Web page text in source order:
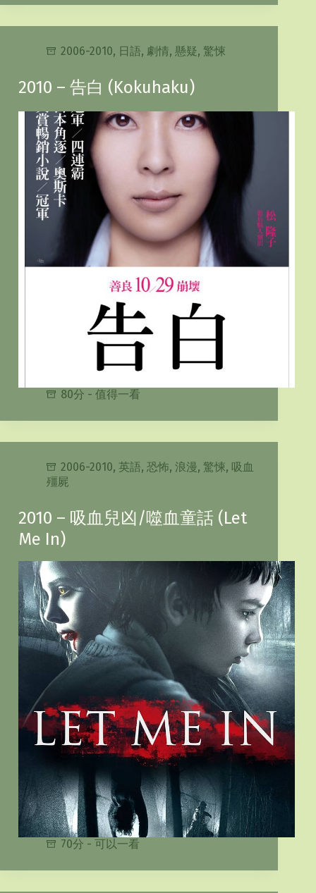
2006-2010, 日語, 劇情, 懸疑, 驚悚
2010 – 告白 (Kokuhaku)
80分 - 值得一看
2006-2010, 英語, 恐怖, 浪漫, 驚悚, 吸血
殭屍
2010 – 吸血兒凶/噬血童話 (Let
Me In)
70分 - 可以一看